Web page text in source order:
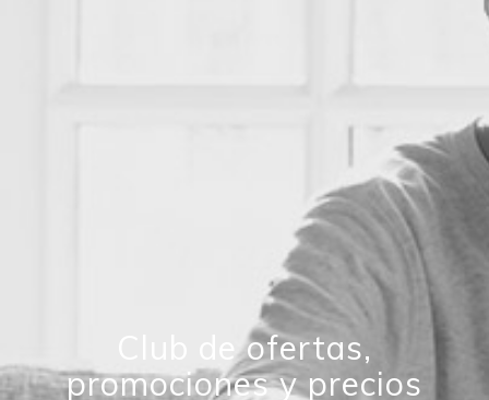
Club de ofertas,
promociones y precios